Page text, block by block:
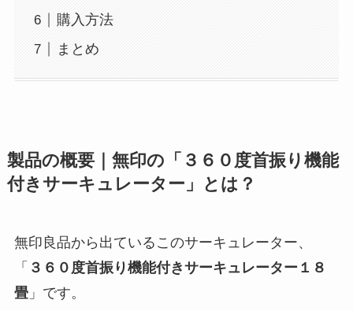
購入方法
まとめ
製品の概要｜無印の「３６０度首振り機能
付きサーキュレーター」とは？
無印良品から出ているこのサーキュレーター、
「 ３６０度首振り機能付きサーキュレーター１８
畳」です。